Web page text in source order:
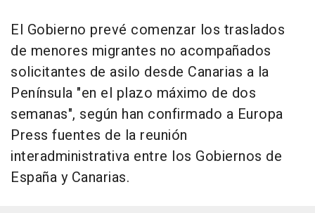
El Gobierno prevé comenzar los traslados
de menores migrantes no acompañados
solicitantes de asilo desde Canarias a la
Península "en el plazo máximo de dos
semanas", según han confirmado a Europa
Press fuentes de la reunión
interadministrativa entre los Gobiernos de
España y Canarias.